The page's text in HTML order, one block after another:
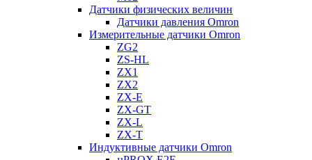
Датчики физических величин
Датчики давления Omron
Измерительные датчики Omron
ZG2
ZS-HL
ZX1
ZX2
ZX-E
ZX-GT
ZX-L
ZX-T
Индуктивные датчики Omron